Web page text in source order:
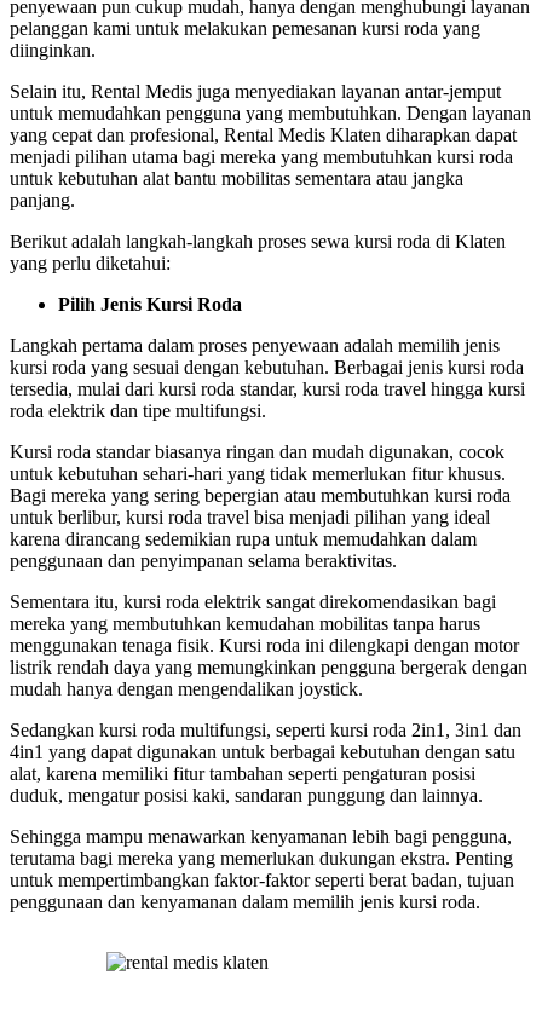
penyewaan pun cukup mudah, hanya dengan menghubungi layanan
pelanggan kami untuk melakukan pemesanan kursi roda yang
diinginkan.
Selain itu, Rental Medis juga menyediakan layanan antar-jemput
untuk memudahkan pengguna yang membutuhkan. Dengan layanan
yang cepat dan profesional, Rental Medis Klaten diharapkan dapat
menjadi pilihan utama bagi mereka yang membutuhkan kursi roda
untuk kebutuhan alat bantu mobilitas sementara atau jangka
panjang.
Berikut adalah langkah-langkah proses sewa kursi roda di Klaten
yang perlu diketahui:
Pilih Jenis Kursi Roda
Langkah pertama dalam proses penyewaan adalah memilih jenis
kursi roda yang sesuai dengan kebutuhan. Berbagai jenis kursi roda
tersedia, mulai dari kursi roda standar, kursi roda travel hingga kursi
roda elektrik dan tipe multifungsi.
Kursi roda standar biasanya ringan dan mudah digunakan, cocok
untuk kebutuhan sehari-hari yang tidak memerlukan fitur khusus.
Bagi mereka yang sering bepergian atau membutuhkan kursi roda
untuk berlibur, kursi roda travel bisa menjadi pilihan yang ideal
karena dirancang sedemikian rupa untuk memudahkan dalam
penggunaan dan penyimpanan selama beraktivitas.
Sementara itu, kursi roda elektrik sangat direkomendasikan bagi
mereka yang membutuhkan kemudahan mobilitas tanpa harus
menggunakan tenaga fisik. Kursi roda ini dilengkapi dengan motor
listrik rendah daya yang memungkinkan pengguna bergerak dengan
mudah hanya dengan mengendalikan joystick.
Sedangkan kursi roda multifungsi, seperti kursi roda 2in1, 3in1 dan
4in1 yang dapat digunakan untuk berbagai kebutuhan dengan satu
alat, karena memiliki fitur tambahan seperti pengaturan posisi
duduk, mengatur posisi kaki, sandaran punggung dan lainnya.
Sehingga mampu menawarkan kenyamanan lebih bagi pengguna,
terutama bagi mereka yang memerlukan dukungan ekstra. Penting
untuk mempertimbangkan faktor-faktor seperti berat badan, tujuan
penggunaan dan kenyamanan dalam memilih jenis kursi roda.